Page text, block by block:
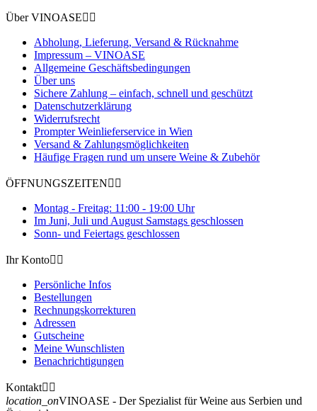
Über VINOASE 
Abholung, Lieferung, Versand & Rücknahme
Impressum – VINOASE
Allgemeine Geschäftsbedingungen
Über uns
Sichere Zahlung – einfach, schnell und geschützt
Datenschutzerklärung
Widerrufsrecht
Prompter Weinlieferservice in Wien
Versand & Zahlungsmöglichkeiten
Häufige Fragen rund um unsere Weine & Zubehör
ÖFFNUNGSZEITEN 
Montag - Freitag: 11:00 - 19:00 Uhr
Im Juni, Juli und August Samstags geschlossen
Sonn- und Feiertags geschlossen
Ihr Konto 
Persönliche Infos
Bestellungen
Rechnungskorrekturen
Adressen
Gutscheine
Meine Wunschlisten
Benachrichtigungen
Kontakt 
location_onVINOASE - Der Spezialist für Weine aus Serbien und